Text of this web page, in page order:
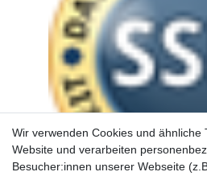
Wir verwenden Cookies und ähnliche
Website und verarbeiten
Besucher:innen unserer Webseite